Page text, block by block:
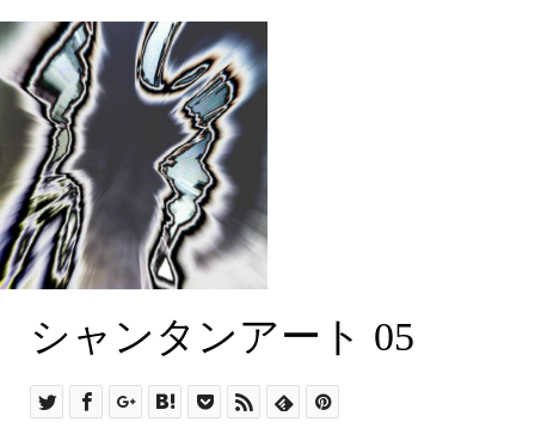
シャンタンアート ０５
シャンタンアート 05